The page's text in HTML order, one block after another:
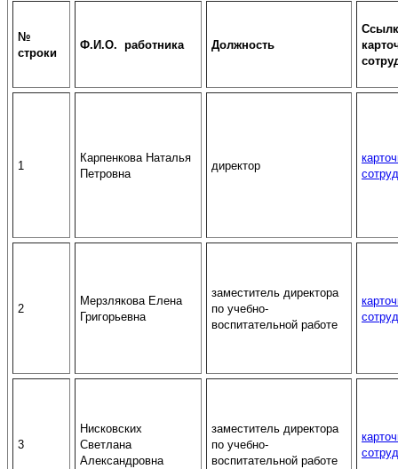
№
строки
Ф.И.О. работника Должность
1
Карпенкова Наталья
Петровна
директор
2
Мерзлякова Елена
Григорьевна
заместитель директора
по учебно-
воспитательной работе
3
Нисковских
Светлана
Александровна
заместитель директора
по учебно-
воспитательной работе